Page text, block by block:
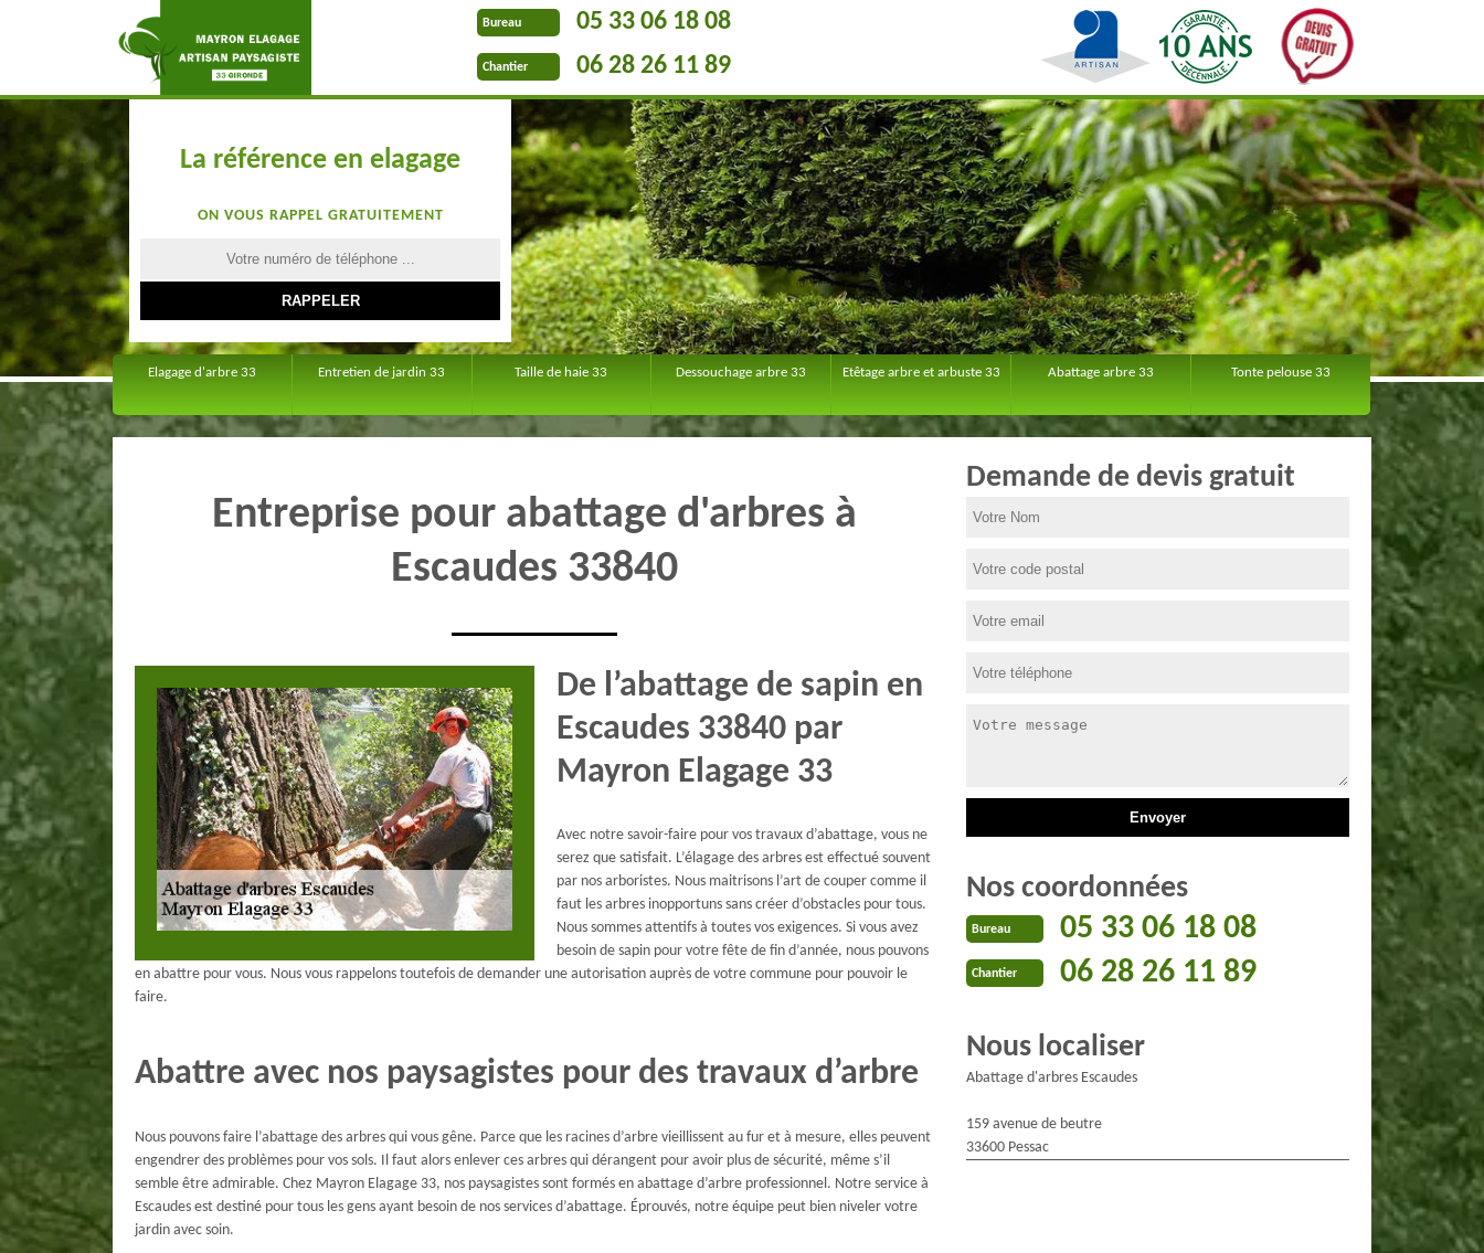
Bureau 05 33 06 18 08
Chantier 06 28 26 11 89
La référence en elagage
ON VOUS RAPPEL GRATUITEMENT
Elagage d'arbre 33 Entretien de jardin 33 Taille de haie 33 Dessouchage arbre 33 Etêtage arbre et arbuste 33 Abattage arbre 33 Tonte pelouse 33
Entreprise pour abattage d'arbres à
Escaudes 33840
De l’abattage de sapin en
Escaudes 33840 par
Mayron Elagage 33
Avec notre savoir-faire pour vos travaux d’abattage, vous ne
serez que satisfait. L’élagage des arbres est effectué souvent
par nos arboristes. Nous maitrisons l’art de couper comme il
faut les arbres inopportuns sans créer d’obstacles pour tous.
Nous sommes attentifs à toutes vos exigences. Si vous avez
besoin de sapin pour votre fête de fin d’année, nous pouvons
en abattre pour vous. Nous vous rappelons toutefois de demander une autorisation auprès de votre commune pour pouvoir le
faire.
Abattre avec nos paysagistes pour des travaux d’arbre
Nous pouvons faire l’abattage des arbres qui vous gêne. Parce que les racines d’arbre vieillissent au fur et à mesure, elles peuvent
engendrer des problèmes pour vos sols. Il faut alors enlever ces arbres qui dérangent pour avoir plus de sécurité, même s’il
semble être admirable. Chez Mayron Elagage 33, nos paysagistes sont formés en abattage d’arbre professionnel. Notre service à
Escaudes est destiné pour tous les gens ayant besoin de nos services d’abattage. Éprouvés, notre équipe peut bien niveler votre
jardin avec soin.
Demande de devis gratuit
Nos coordonnées
Bureau 05 33 06 18 08
Chantier 06 28 26 11 89
Nous localiser
Abattage d'arbres Escaudes
159 avenue de beutre
33600 Pessac